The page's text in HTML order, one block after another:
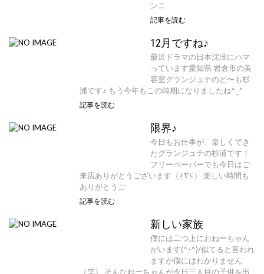
ンニ
記事を読む
12月ですね♪
最近ドラマの日本沈没にハマ
っています愛知県 岩倉市の美
容室グランジュテのど〜も杉
浦です♪ もう今年もこの時期になりましたね^_^
記事を読む
限界♪
今日もお仕事が、楽しくでき
たグランジュテの杉浦です！
フリーペーパーでも今日はご
来店ありがとうございます（≧∇≦） 楽しい時間も
ありがとうご
記事を読む
新しい家族
僕には二つ上におねーちゃん
がいます(^-^)/似てると言われ
ますが僕にはわかりません
（笑） そんなねーちゃんが今日三人目の子供を出